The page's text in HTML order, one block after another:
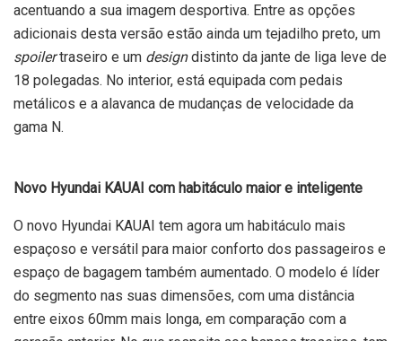
acentuando a sua imagem desportiva. Entre as opções
adicionais desta versão estão ainda um tejadilho preto, um
spoilertraseiro e um designdistinto da jante de liga leve de
18 polegadas. No interior, está equipada com pedais
metálicos e a alavanca de mudanças de velocidade da
gama N.
Novo Hyundai KAUAI com habitáculo maior e inteligente
O novo Hyundai KAUAI tem agora um habitáculo mais
espaçoso e versátil para maior conforto dos passageiros e
espaço de bagagem também aumentado. O modelo é líder
do segmento nas suas dimensões, com uma distância
entre eixos 60mm mais longa, em comparação com a